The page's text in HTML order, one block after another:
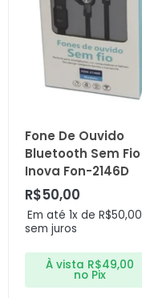
Fone De Ouvido
Bluetooth Sem Fio
Inova Fon-2146D
R$50,00
Em até 1x deR$50,00
sem juros
À vista R$49,00
no Pix